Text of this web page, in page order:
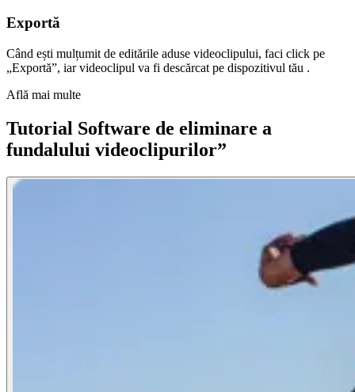
Exportă
Când ești mulțumit de editările aduse videoclipului, faci click pe
„Exportă”, iar videoclipul va fi descărcat pe dispozitivul tău .
Află mai multe
Tutorial Software de eliminare a
fundalului videoclipurilor”